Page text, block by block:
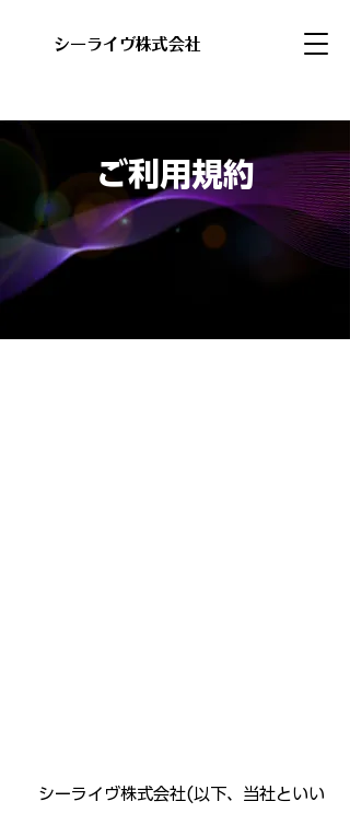
​シーライヴ株式会社
ご利用規約
シーライヴ株式会社(以下、当社といい